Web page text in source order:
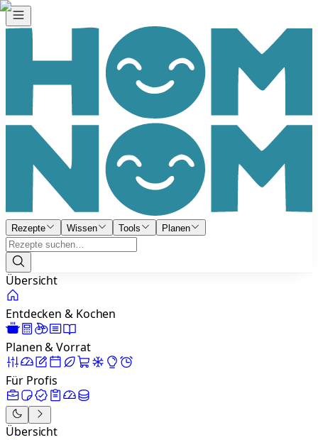
Rezepte Wissen Tools Planen
Übersicht
Entdecken & Kochen
Planen & Vorrat
Für Profis
Übersicht